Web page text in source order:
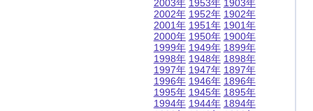
2003年
2002年
2001年
2000年
1999年
1998年
1997年
1996年
1995年
1994年
1953年
1952年
1951年
1950年
1949年
1948年
1947年
1946年
1945年
1944年
1903年
1902年
1901年
1900年
1899年
1898年
1897年
1896年
1895年
1894年